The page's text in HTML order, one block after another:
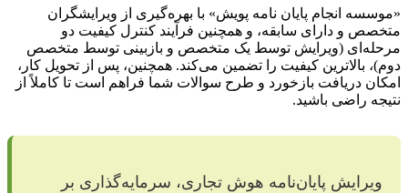
«موسسه انجام پایان نامه پویش» با بهره‌گیری از ویرایشگران
متخصص و دارای سابقه، و همچنین فرآیند کنترل کیفیت دو
مرحله‌ای (ویرایش توسط یک متخصص و بازبینی توسط متخصص
دوم)، بالاترین کیفیت را تضمین می‌کند. همچنین، پس از تحویل کار،
امکان دریافت بازخورد و طرح سوالات شما فراهم است تا کاملاً از
نتیجه راضی باشید.
ویرایش پایان‌نامه هوش تجاری، سرمایه‌گذاری بر